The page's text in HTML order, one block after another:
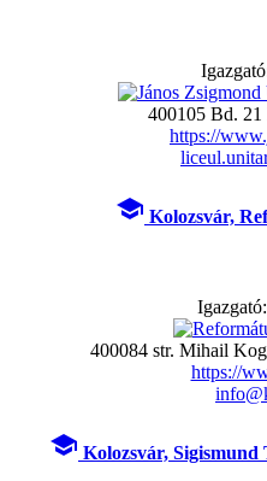
400105 Bd. 21
https://
school Kolozsvár,
Igazgató:
400084 str. Mihail
https://
school Kolozsvár,